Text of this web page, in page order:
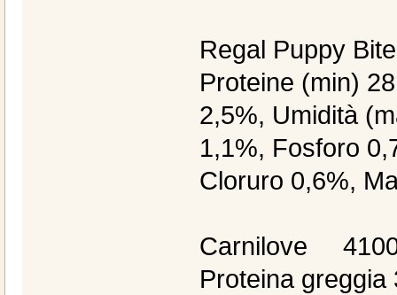
Regal Puppy
Proteine (min)
2,5%, Umidità
1,1%, Fosforo
Cloruro 0,6%,
Carnilove
Proteina